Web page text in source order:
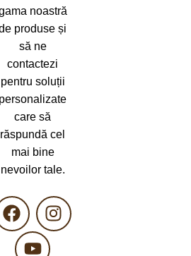
noastră
produse și
să ne
contactezi
pentru soluții
personalizate
care să
răspundă cel
mai bine
nevoilor tale.